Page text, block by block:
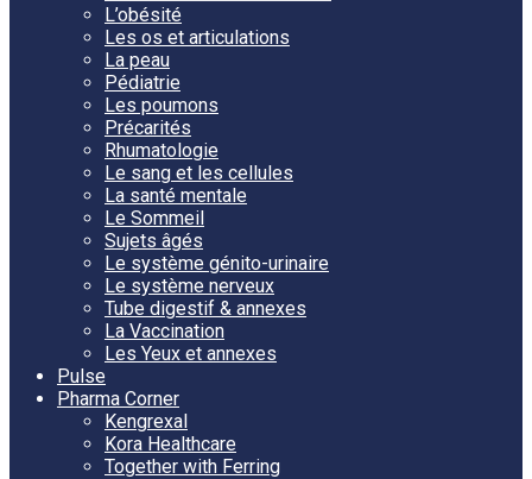
L’obésité
Les os et articulations
La peau
Pédiatrie
Les poumons
Précarités
Rhumatologie
Le sang et les cellules
La santé mentale
Le Sommeil
Sujets âgés
Le système génito-urinaire
Le système nerveux
Tube digestif & annexes
La Vaccination
Les Yeux et annexes
Pulse
Pharma Corner
Kengrexal
Kora Healthcare
Together with Ferring